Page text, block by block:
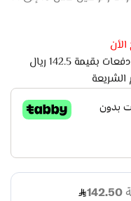
اشتري الان وادفع لاحقًا على 4 دفعات بقيمة 142.5 ريال